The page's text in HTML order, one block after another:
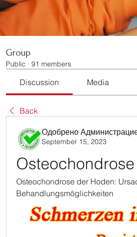
Group
Public · 91 members
Discussion Media
Back
Одобрено
September 15, 2023
Osteochondrose der Hoden:
Behandlungsmöglichkeiten